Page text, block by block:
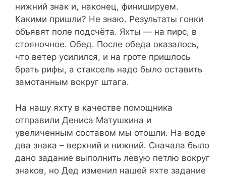
нижний знак и, наконец, финишируем.
Какими пришли? Не знаю. Результаты гонки
объявят поле подсчёта. Яхты — на пирс, в
стояночное. Обед. После обеда оказалось,
что ветер усилился, и на гроте пришлось
брать рифы, а стаксель надо было оставить
замотанным вокруг штага.
На нашу яхту в качестве помощника
отправили Дениса Матушкина и
увеличенным составом мы отошли. На воде
два знака – верхний и нижний. Сначала было
дано задание выполнить левую петлю вокруг
знаков, но Дед изменил нашей яхте задание